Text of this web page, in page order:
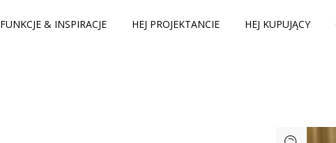
FUNKCJE & INSPIRACJE HEJ PROJEKTANCIE HEJ KUPUJĄCY